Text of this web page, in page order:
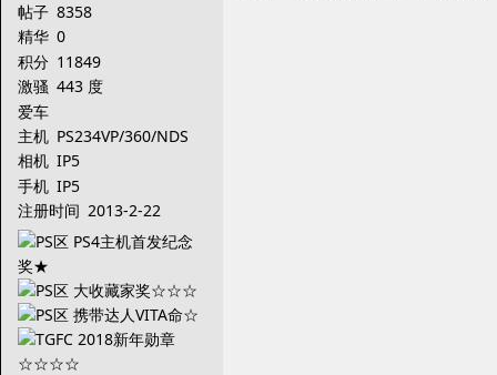
帖子 8358
精华 0
积分 11849
激骚 443 度
爱车
主机 PS234VP/360/NDS
相机 IP5
手机 IP5
注册时间 2013-2-22